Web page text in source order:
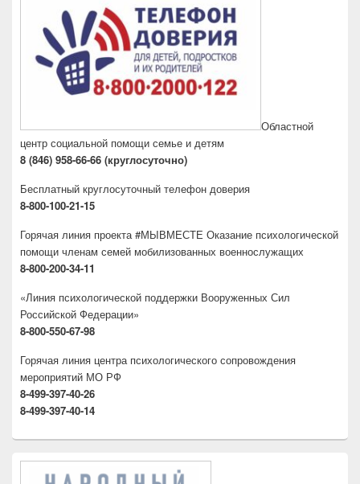
Областной
центр социальной помощи семье и детям
8 (846) 958-66-66 (круглосуточно)
Бесплатный круглосуточный телефон доверия
8-800-100-21-15
Горячая линия проекта #МЫВМЕСТЕ Оказание психологической
помощи членам семей мобилизованных военнослужащих
8-800-200-34-11
«Линия психологической поддержки Вооруженных Сил
Российской Федерации»
8-800-550-67-98
Горячая линия центра психологического сопровождения
мероприятий МО РФ
8-499-397-40-26
8-499-397-40-14